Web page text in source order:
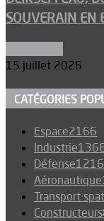
SOUVERAIN EN
15 juillet 2026
CATÉGORIES
Espace2166
Industrie
Défense1216
Aéronautique
Transport
Constructeurs